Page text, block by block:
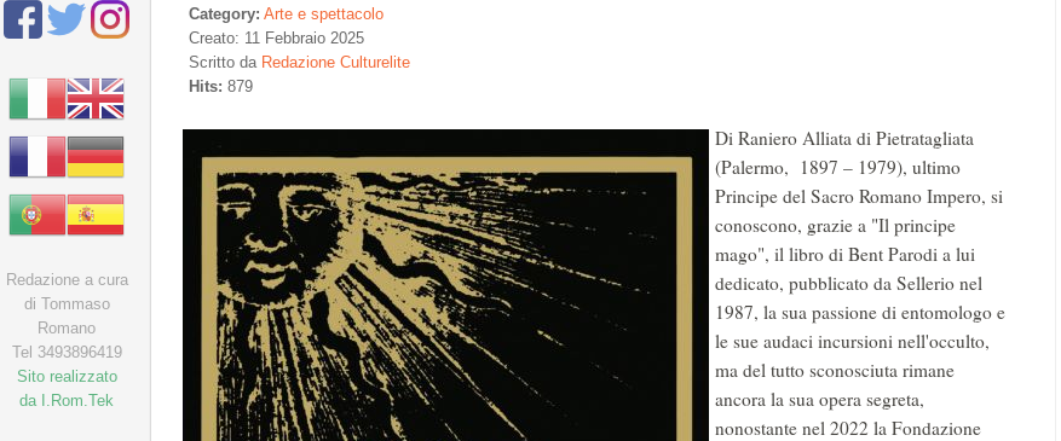
Category: Arte e spettacolo
Creato: 11 Febbraio 2025
Scritto da Redazione Culturelite
Hits: 879
Di Raniero Alliata di Pietratagliata
(Palermo, 1897 – 1979), ultimo
Principe del Sacro Romano Impero, si
conoscono, grazie a "Il principe
mago", il libro di Bent Parodi a lui
dedicato, pubblicato da Sellerio nel
1987, la sua passione di entomologo e
le sue audaci incursioni nell'occulto,
ma del tutto sconosciuta rimane
ancora la sua opera segreta,
nonostante nel 2022 la Fondazione
Redazione a cura
di Tommaso
Romano
Tel 3493896419
Sito realizzato
da I.Rom.Tek